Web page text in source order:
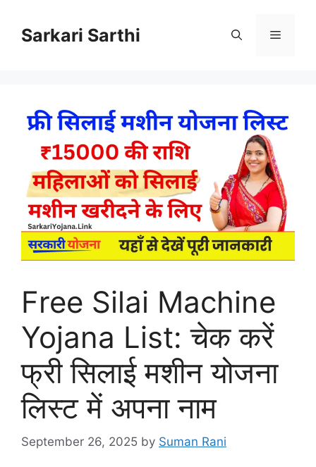
contentSarkari Sarthi Menu
Free Silai Machine
Yojana List: चेक करें
फ्री सिलाई मशीन योजना
लिस्ट में अपना नाम
September 26, 2025 by Suman Rani